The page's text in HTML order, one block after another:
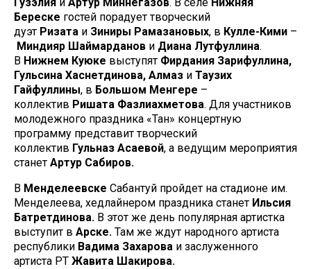
Береске гостей порадует творческий
дуэт Ризата и Зиниры Рамазановых, в Кулле-Кими –
Миндияр Шаймарданов и Диана Лутфуллина.
В Нижнем Куюке выступят Фирдания Зарифуллина,
Гульсина Хаснетдинова, Алмаз и Таузих
Гайфуллины, в Большом Менгере –
коллектив Ришата Фазлиахметова. Для участников
молодежного праздника «Тан» концертную
программу представит творческий
коллектив Гульназ Асаевой, а ведущим мероприятия
станет Артур Сабиров.
В Менделеевске Сабантуй пройдет на стадионе им.
Менделеева, хедлайнером праздника станет Ильсия
Батретдинова. В этот же день популярная артистка
выступит в Арске. Там же ждут народного артиста
республики Вадима Захарова и заслуженного
артиста РТ Жавита Шакирова.